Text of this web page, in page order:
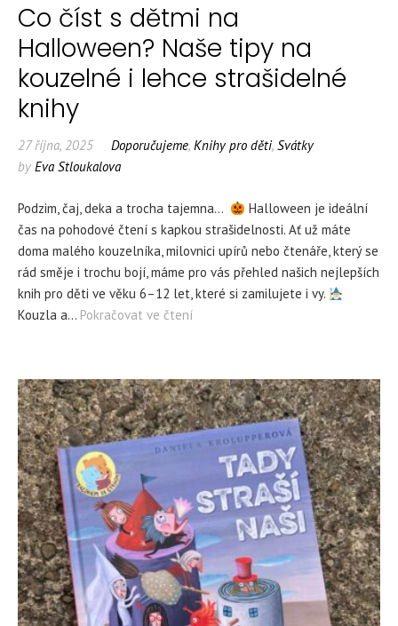
Co číst s dětmi na
Halloween? Naše tipy na
kouzelné i lehce strašidelné
knihy
27 října, 2025 Doporučujeme, Knihy pro děti, Svátky
by Eva Stloukalova
Podzim, čaj, deka a trocha tajemna…
Halloween je ideální
čas na pohodové čtení s kapkou strašidelnosti. Ať už máte
doma malého kouzelníka, milovnici upírů nebo čtenáře, který se
rád směje i trochu bojí, máme pro vás přehled našich nejlepších
knih pro děti ve věku 6–12 let, které si zamilujete i vy.
Kouzla a… Pokračovat ve čtení